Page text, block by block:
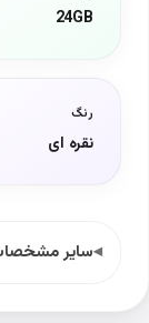
24GB
رنگ
نقره ای
سایر